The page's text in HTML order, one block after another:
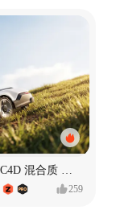
AIGC-真实摄影 + C4D 混合质 能让 AI 产品图更好吗?
259